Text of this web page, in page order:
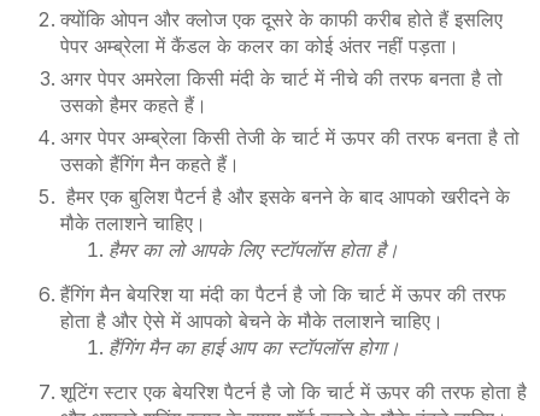
क्योंकि ओपन और क्लोज एक दूसरे के काफी करीब होते हैं इसलिए
पेपर अम्ब्रेला में कैंडल के कलर का कोई अंतर नहीं पड़ता।
अगर पेपर अमरेला किसी मंदी के चार्ट में नीचे की तरफ बनता है तो
उसको हैमर कहते हैं।
अगर पेपर अम्ब्रेला किसी तेजी के चार्ट में ऊपर की तरफ बनता है तो
उसको हैंगिंग मैन कहते हैं।
हैमर एक बुलिश पैटर्न है और इसके बनने के बाद आपको खरीदने के
मौके तलाशने चाहिए।
हैमर का लो आपके लिए स्टॉपलॉस होता है।
हैंगिंग मैन बेयरिश या मंदी का पैटर्न है जो कि चार्ट में ऊपर की तरफ
होता है और ऐसे में आपको बेचने के मौके तलाशने चाहिए।
हैंगिंग मैन का हाई आप का स्टॉपलॉस होगा।
शूटिंग स्टार एक बेयरिश पैटर्न है जो कि चार्ट में ऊपर की तरफ होता है